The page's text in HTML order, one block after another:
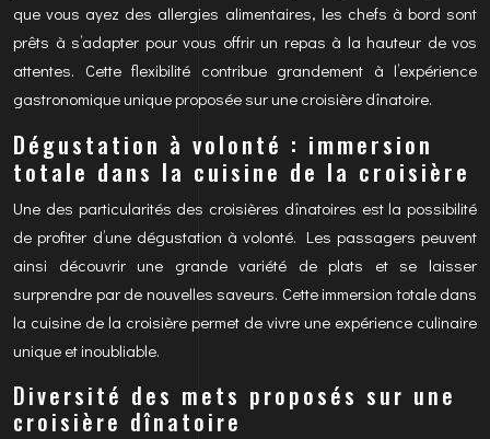
que vous ayez des allergies alimentaires, les chefs à bord sont
prêts à s’adapter pour vous offrir un repas à la hauteur de vos
attentes. Cette flexibilité contribue grandement à l’expérience
gastronomique unique proposée sur une croisière dînatoire.
Dégustation à volonté : immersion
totale dans la cuisine de la croisière
Une des particularités des croisières dînatoires est la possibilité
de profiter d’une dégustation à volonté. Les passagers peuvent
ainsi découvrir une grande variété de plats et se laisser
surprendre par de nouvelles saveurs. Cette immersion totale dans
la cuisine de la croisière permet de vivre une expérience culinaire
unique et inoubliable.
Diversité des mets proposés sur une
croisière dînatoire